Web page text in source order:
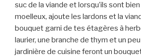
suc de la viande et lorsqu’ils sont
moelleux, ajoute les lardons et la
bouquet garni de tes étagères à
laurier, une branche de thym et un
jardinière de cuisine feront un